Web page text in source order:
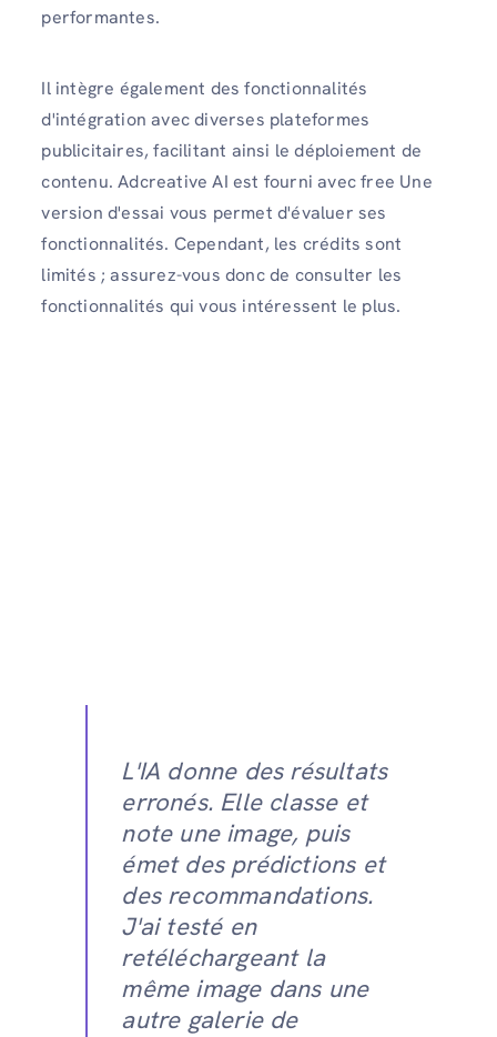
performantes.
Il intègre également des fonctionnalités
d'intégration avec diverses plateformes
publicitaires, facilitant ainsi le déploiement de
contenu. Adcreative AI est fourni avec free Une
version d'essai vous permet d'évaluer ses
fonctionnalités. Cependant, les crédits sont
limités ; assurez-vous donc de consulter les
fonctionnalités qui vous intéressent le plus.
L'IA donne des résultats
erronés. Elle classe et
note une image, puis
émet des prédictions et
des recommandations.
J'ai testé en
retéléchargeant la
même image dans une
autre galerie de